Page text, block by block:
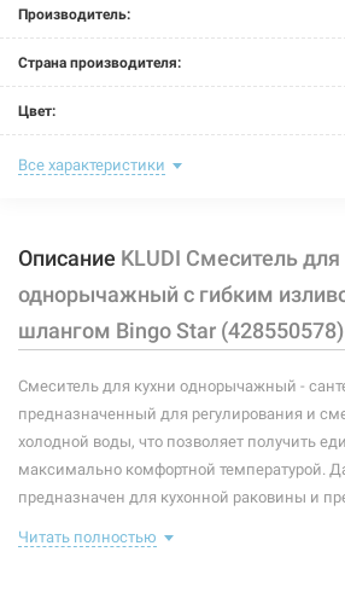
Производитель:
Страна производителя:
Цвет:
Назначение смесителя:
Размер картриджа:
Тип конструкции: с выносным
Тип смесителя (крана):
Форма излива:
Тип излива:
Способ монтажа:
Все характеристики
Описание KLUDI Смеситель для
однорычажный с гибким
шлангом Bingo Star (428550578)
Смеситель для кухни однорычажный -
предназначенный для регулирования и
холодной воды, что позволяет получить
максимально комфортной температурой.
предназначен для кухонной раковины и
позволяющего "запоминать" температуру
Читать полностью